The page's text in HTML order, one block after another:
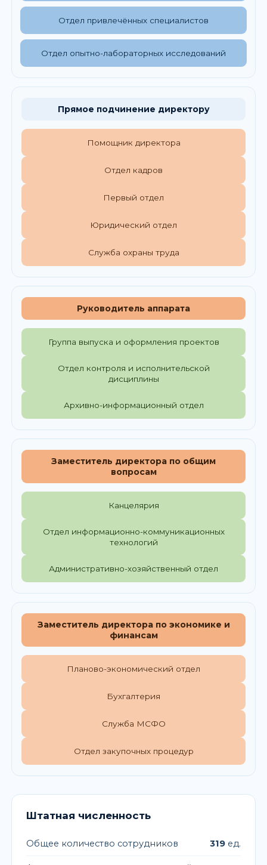
Прямое подчинение директору
Помощник директора
Отдел кадров
Первый отдел
Юридический отдел
Служба охраны труда
Отдел привлечённых специалистов
Отдел опытно-лабораторных исследований
Руководитель аппарата
Группа выпуска и оформления проектов
Отдел контроля и исполнительской
дисциплины
Архивно-информационный отдел
Заместитель директора по общим
вопросам
Канцелярия
Отдел информационно-коммуникационных
технологий
Административно-хозяйственный отдел
Заместитель директора по экономике и
финансам
Планово-экономический отдел
Бухгалтерия
Служба МСФО
Отдел закупочных процедур
Штатная численность
Общее количество сотрудников 319 ед.